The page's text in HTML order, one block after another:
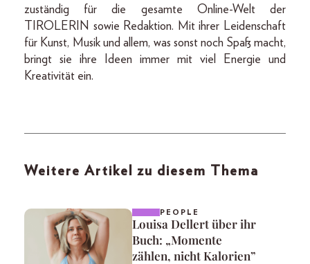
zuständig für die gesamte Online-Welt der
TIROLERIN sowie Redaktion. Mit ihrer Leidenschaft
für Kunst, Musik und allem, was sonst noch Spaß macht,
bringt sie ihre Ideen immer mit viel Energie und
Kreativität ein.
Weitere Artikel zu diesem Thema
PEOPLE
Louisa Dellert über ihr
Buch: „Momente
zählen, nicht Kalorien”